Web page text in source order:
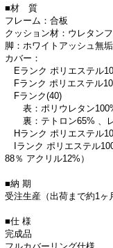
■材 質
フレーム：合板
クッション材：ウレタン
脚：ホワイトアッシュ無
カバー：
Eランク ポリエステル
Fランク ポリエステル
Fランク(40)
表：ポリウレタン
裏：テトロン65% 、
Hランク ポリエステル
Iランク ポリエステル
88％ アクリル12%）
■納 期
受注生産（出荷まで約1ヶ
■仕 様
完成品